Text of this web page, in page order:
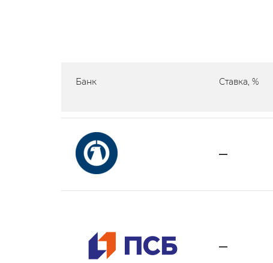
Банк Ставка, %
—
—